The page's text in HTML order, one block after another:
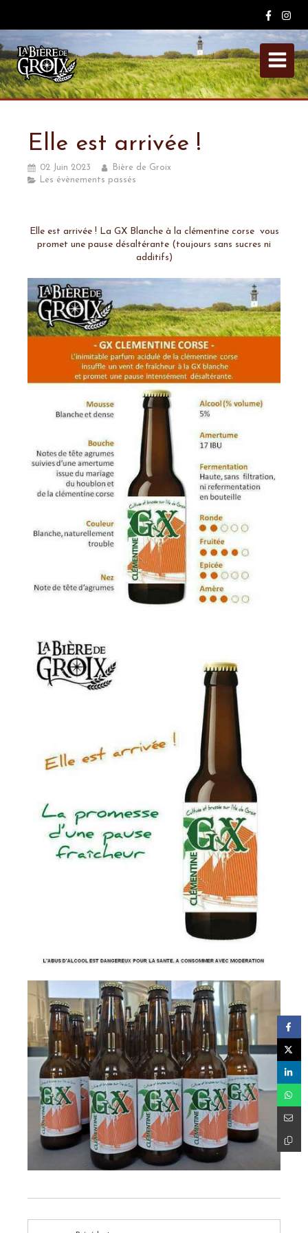
Elle est arrivée !
02 Juin 2023
Bière de Groix
Les évènements passés
Elle est arrivée ! La GX Blanche à la clémentine corse vous
promet une pause désaltérante (toujours sans sucres ni
additifs)